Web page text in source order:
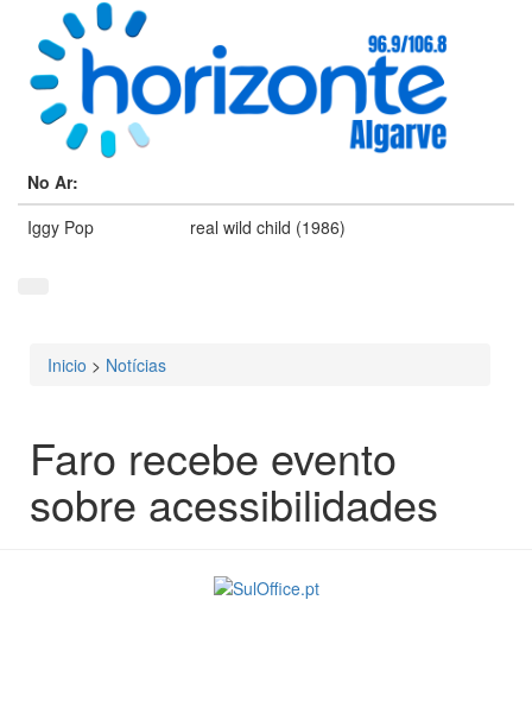
No Ar:
Iggy Pop
real wild child (1986)
Está aqui
Inicio > Notícias
Faro recebe evento
sobre acessibilidades